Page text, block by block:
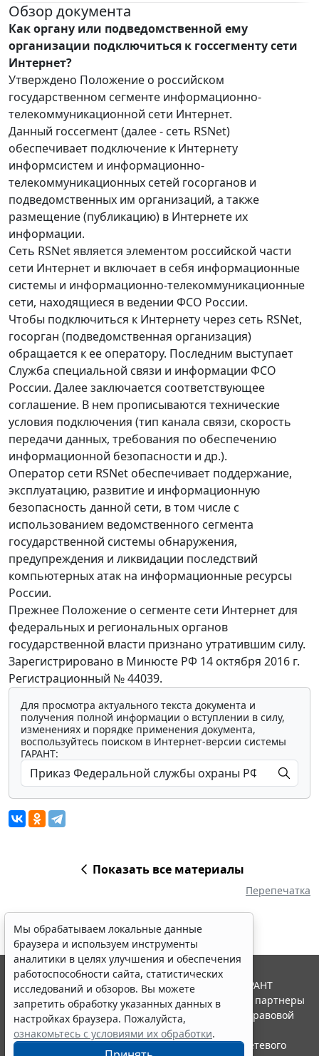
Обзор документа
Как органу или подведомственной ему
организации подключиться к госсегменту сети
Интернет?
Утверждено Положение о российском
государственном сегменте информационно-
телекоммуникационной сети Интернет.
Данный госсегмент (далее - сеть RSNet)
обеспечивает подключение к Интернету
информсистем и информационно-
телекоммуникационных сетей госорганов и
подведомственных им организаций, а также
размещение (публикацию) в Интернете их
информации.
Сеть RSNet является элементом российской части
сети Интернет и включает в себя информационные
системы и информационно-телекоммуникационные
сети, находящиеся в ведении ФСО России.
Чтобы подключиться к Интернету через сеть RSNet,
госорган (подведомственная организация)
обращается к ее оператору. Последним выступает
Служба специальной связи и информации ФСО
России. Далее заключается соответствующее
соглашение. В нем прописываются технические
условия подключения (тип канала связи, скорость
передачи данных, требования по обеспечению
информационной безопасности и др.).
Оператор сети RSNet обеспечивает поддержание,
эксплуатацию, развитие и информационную
безопасность данной сети, в том числе с
использованием ведомственного сегмента
государственной системы обнаружения,
предупреждения и ликвидации последствий
компьютерных атак на информационные ресурсы
России.
Прежнее Положение о сегменте сети Интернет для
федеральных и региональных органов
государственной власти признано утратившим силу.
Зарегистрировано в Минюсте РФ 14 октября 2016 г.
Регистрационный № 44039.
Для просмотра актуального текста документа и
получения полной информации о вступлении в силу,
изменениях и порядке применения документа,
воспользуйтесь поиском в Интернет-версии системы
ГАРАНТ:
Показать все материалы
Перепечатка
Мы обрабатываем локальные данные
браузера и используем инструменты
аналитики в целях улучшения и обеспечения
работоспособности сайта, статистических
исследований и обзоров. Вы можете
запретить обработку указанных данных в
настройках браузера. Пожалуйста,
ознакомьтесь с условиями их обработки.
© ООО "НПП "ГАРАНТ-СЕРВИС", 2026. Система ГАРАНТ
выпускается с 1990 года. Компания "Гарант" и ее партнеры
являются участниками Российской ассоциации правовой
информации ГАРАНТ.
Портал ГАРАНТ.РУ зарегистрирован в качестве сетевого